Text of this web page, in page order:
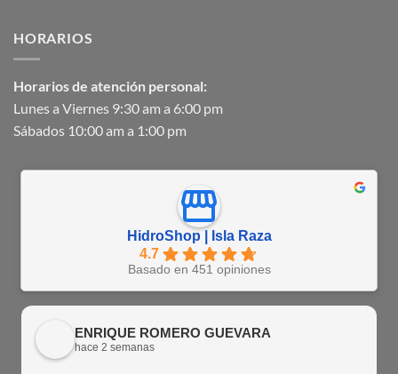
HORARIOS
Horarios de atención personal:
Lunes a Viernes 9:30 am a 6:00 pm
Sábados 10:00 am a 1:00 pm
HidroShop | Isla Raza
4.7
Basado en 451 opiniones
ENRIQUE ROMERO GUEVARA
hace 2 semanas